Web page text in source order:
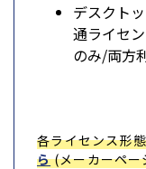
デスクト
通ライセ
のみ/両方
各ライセンス形
ら(メーカーペー